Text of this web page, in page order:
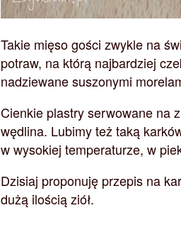
Takie mięso gości zwykle na
potraw, na którą najbardziej
nadziewane suszonymi
Cienkie plastry serwowane na
wędlina. Lubimy też taką
w wysokiej temperaturze, w
Dzisiaj proponuję przepis na
dużą ilością ziół.